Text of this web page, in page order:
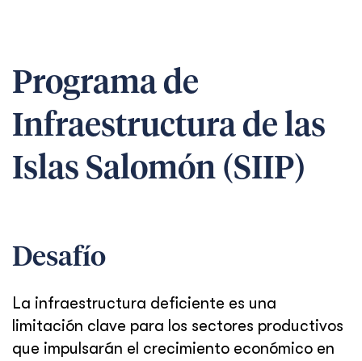
Programa de
Infraestructura de las
Islas Salomón (SIIP)
Desafío
La infraestructura deficiente es una
limitación clave para los sectores productivos
que impulsarán el crecimiento económico en